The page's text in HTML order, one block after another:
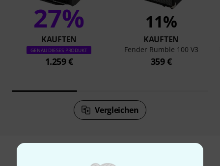
27%
KAUFTEN
GENAU DIESES PRODUKT
1.259 €
11%
KAUFTEN
Fender Rumble 100 V3
359 €
Vergleichen